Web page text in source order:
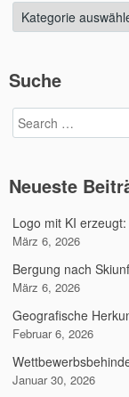
Kategorien
Suche
Search
for:
Neueste
Logo mit KI
März 6, 2026
Bergung nach
März 6, 2026
Geografische
Februar 6, 2026
Januar 30, 2026